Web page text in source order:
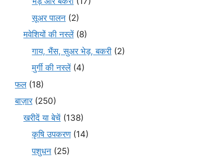
सूअर पालन (2)
मवेशियों की नस्लें(8)
गाय, भैंस, सुअर भेड़, बकरी (2)
मुर्गी की नस्लें(4)
फल(18)
बाज़ार(250)
खरीदें या बेचें (138)
कृषि उपकरण(14)
पशुधन (25)